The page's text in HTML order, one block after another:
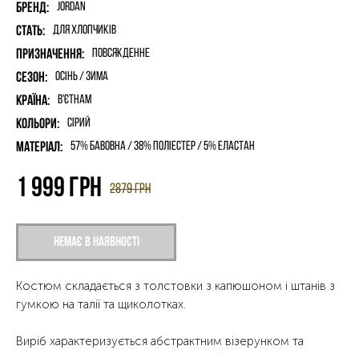
Бренд: Jordan
Стать: для хлопчиків
Призначення: Повсякденне
Сезон: Осінь / Зима
Країна: В'єтнам
Кольори: Сірий
Матеріал: 57% бавовна / 38% поліестер / 5% еластан
Немає в наявності
2879грн
1 999 грн
Костюм складається з толстовки з капюшоном і штанів з
гумкою на талії та щиколотках.
Виріб характеризується абстрактним візерунком та